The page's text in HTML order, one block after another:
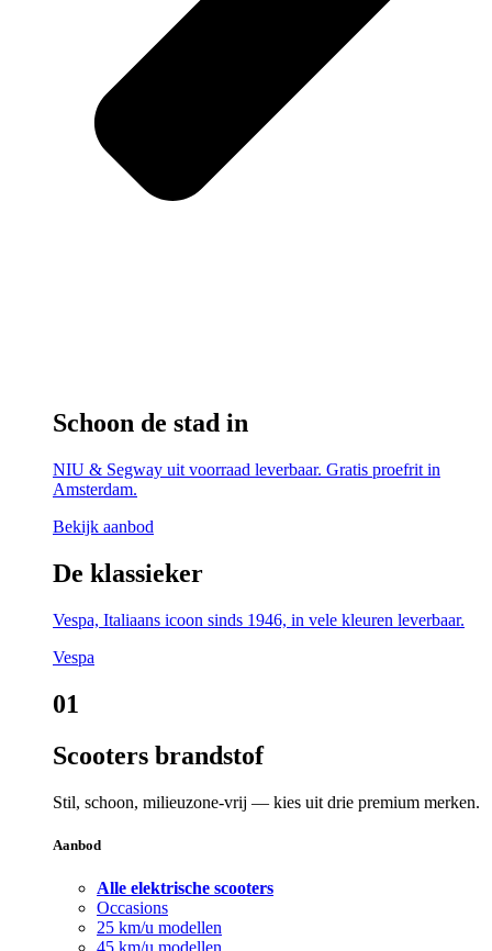
Schoon de stad in
NIU & Segway uit voorraad leverbaar. Gratis proefrit in
Amsterdam.
Bekijk aanbod
De klassieker
Vespa, Italiaans icoon sinds 1946, in vele kleuren leverbaar.
Vespa
01
Scooters brandstof
Stil, schoon, milieuzone-vrij — kies uit drie premium merken.
Aanbod
Alle elektrische scooters
Occasions
25 km/u modellen
45 km/u modellen